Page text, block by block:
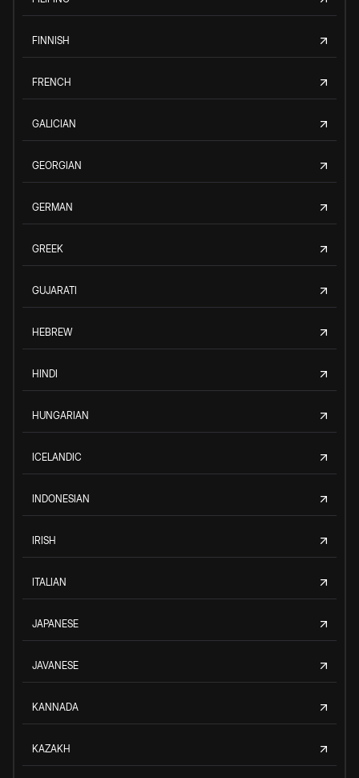
FINNISH
FRENCH
GALICIAN
GEORGIAN
GERMAN
GREEK
GUJARATI
HEBREW
HINDI
HUNGARIAN
ICELANDIC
INDONESIAN
IRISH
ITALIAN
JAPANESE
JAVANESE
KANNADA
KAZAKH